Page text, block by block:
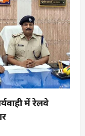
में रेलवे